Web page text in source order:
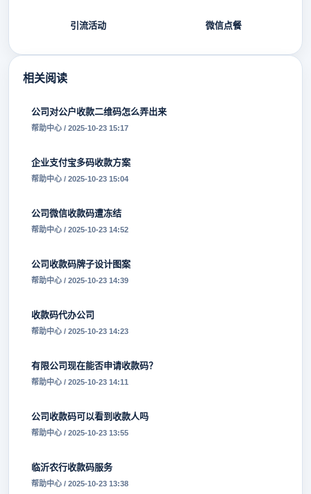
引流活动 微信点餐
相关阅读
公司对公户收款二维码怎么弄出来
帮助中心 / 2025-10-23 15:17
企业支付宝多码收款方案
帮助中心 / 2025-10-23 15:04
公司微信收款码遭冻结
帮助中心 / 2025-10-23 14:52
公司收款码牌子设计图案
帮助中心 / 2025-10-23 14:39
收款码代办公司
帮助中心 / 2025-10-23 14:23
有限公司现在能否申请收款码？
帮助中心 / 2025-10-23 14:11
公司收款码可以看到收款人吗
帮助中心 / 2025-10-23 13:55
临沂农行收款码服务
帮助中心 / 2025-10-23 13:38